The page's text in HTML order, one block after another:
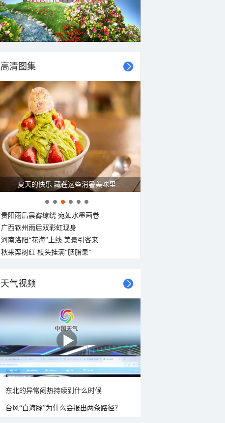
南风
<3级
南风
<3级
东南风
<3级 <3级
南风
<3级
28°C 27°C 26°C
高清图集
夏天的快乐 藏在这些消暑美味里
贵阳雨后晨雾缭绕 宛如水墨画卷
广西钦州雨后双彩虹现身
河南洛阳“花海”上线 美景引客来
秋来栾树红 枝头挂满“胭脂果”
天气视频
东北的异常闷热持续到什么时候
台风“白海豚”为什么会报出两条路径？